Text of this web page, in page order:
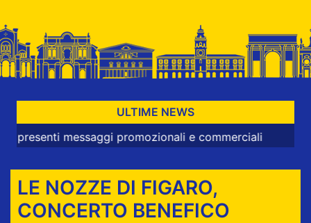
ULTIME NEWS
messaggi promozionali e commerciali
LE NOZZE DI FIGARO,
CONCERTO BENEFICO